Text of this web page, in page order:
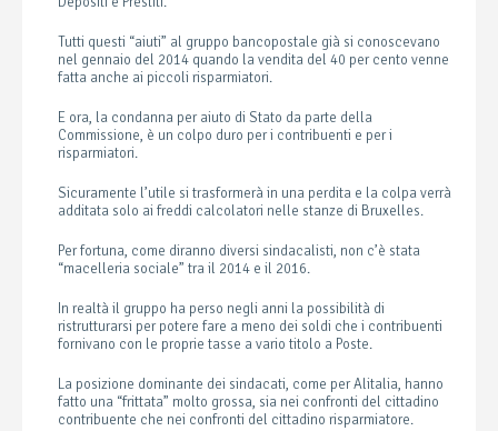
Tutti questi “aiuti” al gruppo bancopostale già si conoscevano
nel gennaio del 2014 quando la vendita del 40 per cento venne
fatta anche ai piccoli risparmiatori.
E ora, la condanna per aiuto di Stato da parte della
Commissione, è un colpo duro per i contribuenti e per i
risparmiatori.
Sicuramente l’utile si trasformerà in una perdita e la colpa verrà
additata solo ai freddi calcolatori nelle stanze di Bruxelles.
Per fortuna, come diranno diversi sindacalisti, non c’è stata
“macelleria sociale” tra il 2014 e il 2016.
In realtà il gruppo ha perso negli anni la possibilità di
ristrutturarsi per potere fare a meno dei soldi che i contribuenti
fornivano con le proprie tasse a vario titolo a Poste.
La posizione dominante dei sindacati, come per Alitalia, hanno
fatto una “frittata” molto grossa, sia nei confronti del cittadino
contribuente che nei confronti del cittadino risparmiatore.